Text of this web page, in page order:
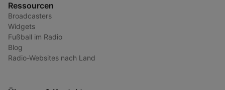
Ressourcen
Broadcasters
Widgets
Fußball im Radio
Blog
Radio-Websites nach Land